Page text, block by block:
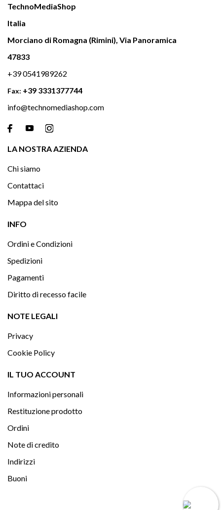
TechnoMediaShop
Italia
Morciano di Romagna (Rimini), Via Panoramica
47833
+39 0541989262
Fax: +39 3331377744
info@technomediashop.com
LA NOSTRA AZIENDA
Chi siamo
Contattaci
Mappa del sito
INFO
Ordini e Condizioni
Spedizioni
Pagamenti
Diritto di recesso facile
NOTE LEGALI
Privacy
Cookie Policy
IL TUO ACCOUNT
Informazioni personali
Restituzione prodotto
Ordini
Note di credito
Indirizzi
Buoni